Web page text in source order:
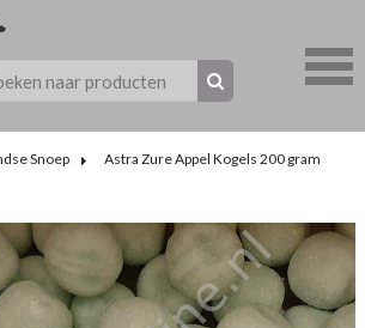
Snoep Astra Zure Appel Kogels 200 gram